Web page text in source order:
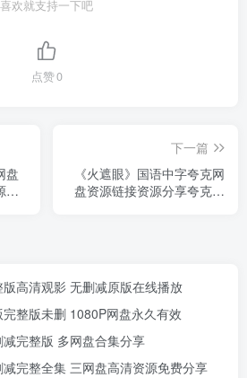
喜欢就支持一下吧
点赞0
盘
下
下一篇
《火遮眼》国语中字夸克网
盘资源链接资源分享夸克网
高清观影 无删减原版在线播放
整版未删 1080P网盘永久有效
完整版 多网盘合集分享
完整全集 三网盘高清资源免费分享